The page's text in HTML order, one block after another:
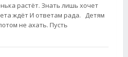
растёт. Знать лишь хочет
ждёт И ответам рада. Детям
не ахать. Пусть